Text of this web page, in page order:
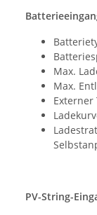
Max.
Max.
Externer
PV-String-